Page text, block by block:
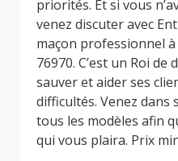
priorités. Et si vous
venez discuter avec
maçon professionnel
76970. C’est un Roi
sauver et aider ses
difficultés. Venez
tous les modèles afin
qui vous plaira. Prix